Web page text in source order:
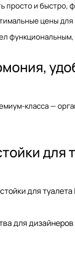
просто и быстро,
цены для
класса —
для
для
для дизайнеров